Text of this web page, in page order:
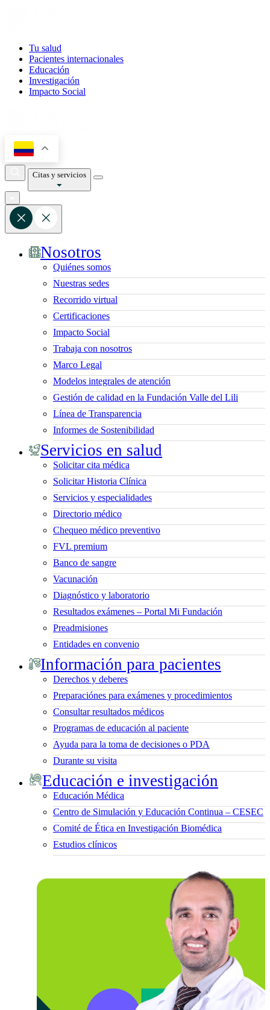
Tu salud
Pacientes internacionales
Educación
Investigación
Impacto Social
Citas y servicios
Nosotros
Quiénes somos
Nuestras sedes
Recorrido virtual
Certificaciones
Impacto Social
Trabaja con nosotros
Marco Legal
Modelos integrales de atención
Gestión de calidad en la Fundación Valle del Lili
Línea de Transparencia
Informes de Sostenibilidad
Servicios en salud
Solicitar cita médica
Solicitar Historia Clínica
Servicios y especialidades
Directorio médico
Chequeo médico preventivo
FVL premium
Banco de sangre
Vacunación
Diagnóstico y laboratorio
Resultados exámenes – Portal Mi Fundación
Preadmisiones
Entidades en convenio
Información para pacientes
Derechos y deberes
Preparaciónes para exámenes y procedimientos
Consultar resultados médicos
Programas de educación al paciente
Ayuda para la toma de decisiones o PDA
Durante su visita
Educación e investigación
Educación Médica
Centro de Simulación y Educación Continua – CESEC
Comité de Ética en Investigación Biomédica
Estudios clínicos